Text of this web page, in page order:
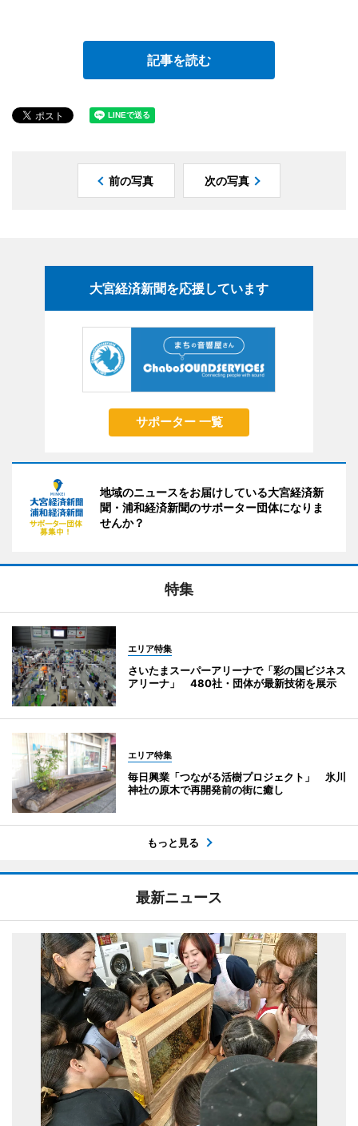
記事を読む
前の写真 次の写真
大宮経済新聞を応援しています
サポーター 一覧
地域のニュースをお届けしている大宮経済新
聞・浦和経済新聞のサポーター団体になりま
せんか？
特集
エリア特集
さいたまスーパーアリーナで「彩の国ビジネス
アリーナ」 480社・団体が最新技術を展示
エリア特集
毎日興業「つながる活樹プロジェクト」 氷川
神社の原木で再開発前の街に癒し
もっと見る
最新ニュース